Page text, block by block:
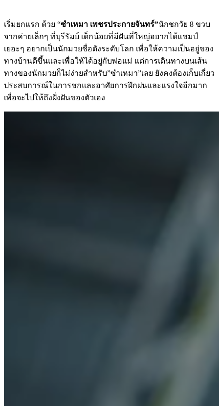
เริ่มยกแรก ด้วย “ซำเหมา เพชรประกายจันทร์”นักชกวัย 8 ขวบ
จากค่ายเล็กๆ ที่บุรีรัมย์ เด็กน้อยที่มีฝันที่ใหญ่อยากได้แชมป์
เยอะๆ อยากเป็นนักมวยชื่อดังระดับโลก เพื่อให้ความเป็นอยู่ของ
ทางบ้านดีขึ้นและเพื่อให้ได้อยู่กับพ่อแม่ แต่การเดินทางบนเส้น
ทางของนักมวยก็ไม่ง่ายสำหรับ”ซำเหมา”เลย ยังคงต้องเก็บเกี่ยว
ประสบการณ์ในการชกและอาศัยการฝึกฝนและแรงใจอีกมาก
เพื่อจะไปให้ถึงฝั่งฝันของตัวเอง